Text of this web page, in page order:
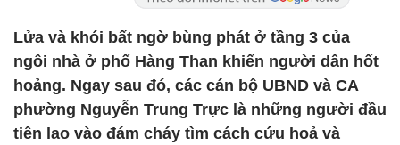
Lửa và khói bất ngờ bùng phát ở tầng 3 của
ngôi nhà ở phố Hàng Than khiến người dân hốt
hoảng. Ngay sau đó, các cán bộ UBND và CA
phường Nguyễn Trung Trực là những người đầu
tiên lao vào đám cháy tìm cách cứu hoả và